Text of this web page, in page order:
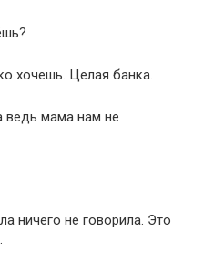
хочешь. Целая банка.
ведь мама нам не
ничего не говорила. Это